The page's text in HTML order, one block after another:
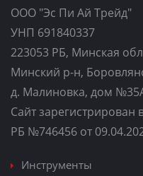
ООО "Эс Пи Ай Трейд"
УНП 691840337
223053 РБ, Минская
Минский р-н,
д. Малиновка, дом
Сайт зарегистрирован
РБ №746456 от
Инструменты